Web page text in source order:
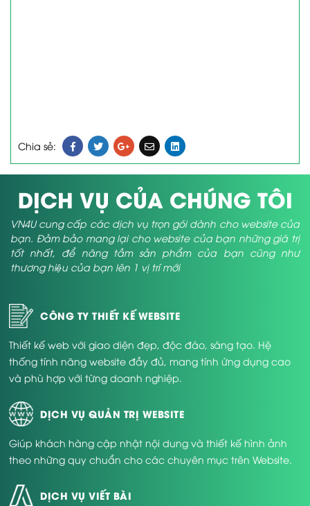
Chia sẻ:
DỊCH VỤ CỦA CHÚNG TÔI
VN4U cung cấp các dịch vụ trọn gói dành cho website của
bạn. Đảm bảo mang lại cho website của bạn những giá trị
tốt nhất, để nâng tầm sản phẩm của bạn cũng như
thương hiệu của bạn lên 1 vị trí mới
CÔNG TY THIẾT KẾ WEBSITE
Thiết kế web với giao diện đẹp, độc đáo, sáng tạo. Hệ
thống tính năng website đầy đủ, mang tính ứng dụng cao
và phù hợp với từng doanh nghiệp.
DỊCH VỤ QUẢN TRỊ WEBSITE
Giúp khách hàng cập nhật nội dung và thiết kế hình ảnh
theo những quy chuẩn cho các chuyên mục trên Website.
DỊCH VỤ VIẾT BÀI